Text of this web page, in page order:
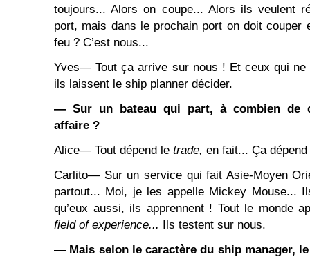
toujours... Alors on coupe... Alors ils veulent
port, mais dans le prochain port on doit couper
feu ? C’est nous...
Yves― Tout ça arrive sur nous ! Et ceux qui ne
ils laissent le ship planner décider.
― Sur un bateau qui part, à combien de
affaire ?
Alice― Tout dépend le trade, en fait... Ça
Carlito― Sur un service qui fait Asie-Moyen
partout... Moi, je les appelle Mickey Mouse...
qu’eux aussi, ils apprennent ! Tout le monde
field of experience... Ils testent sur nous.
― Mais selon le caractère du ship manager,